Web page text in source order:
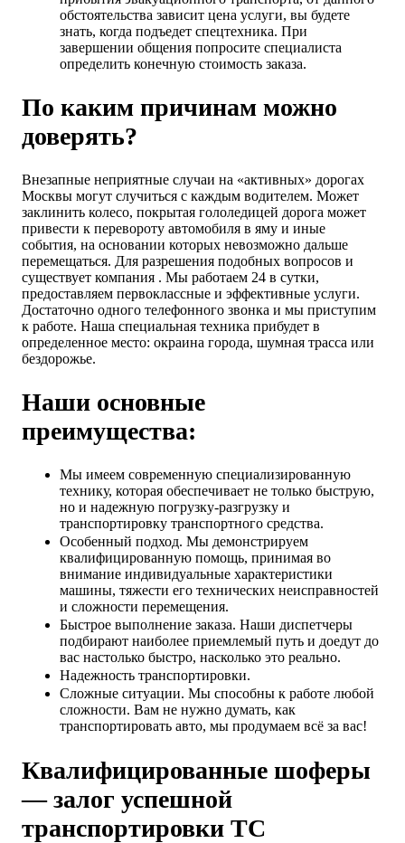
обстоятельства зависит цена услуги, вы будете
знать, когда подъедет спецтехника. При
завершении общения попросите специалиста
определить конечную стоимость заказа.
По каким причинам можно
доверять?
Внезапные неприятные случаи на «активных» дорогах
Москвы могут случиться с каждым водителем. Может
заклинить колесо, покрытая гололедицей дорога может
привести к перевороту автомобиля в яму и иные
события, на основании которых невозможно дальше
перемещаться. Для разрешения подобных вопросов и
существует компания . Мы работаем 24 в сутки,
предоставляем первоклассные и эффективные услуги.
Достаточно одного телефонного звонка и мы приступим
к работе. Наша специальная техника прибудет в
определенное место: окраина города, шумная трасса или
бездорожье.
Наши основные
преимущества:
Мы имеем современную специализированную
технику, которая обеспечивает не только быструю,
но и надежную погрузку-разгрузку и
транспортировку транспортного средства.
Особенный подход. Мы демонстрируем
квалифицированную помощь, принимая во
внимание индивидуальные характеристики
машины, тяжести его технических неисправностей
и сложности перемещения.
Быстрое выполнение заказа. Наши диспетчеры
подбирают наиболее приемлемый путь и доедут до
вас настолько быстро, насколько это реально.
Надежность транспортировки.
Сложные ситуации. Мы способны к работе любой
сложности. Вам не нужно думать, как
транспортировать авто, мы продумаем всё за вас!
Квалифицированные шоферы
— залог успешной
транспортировки ТС